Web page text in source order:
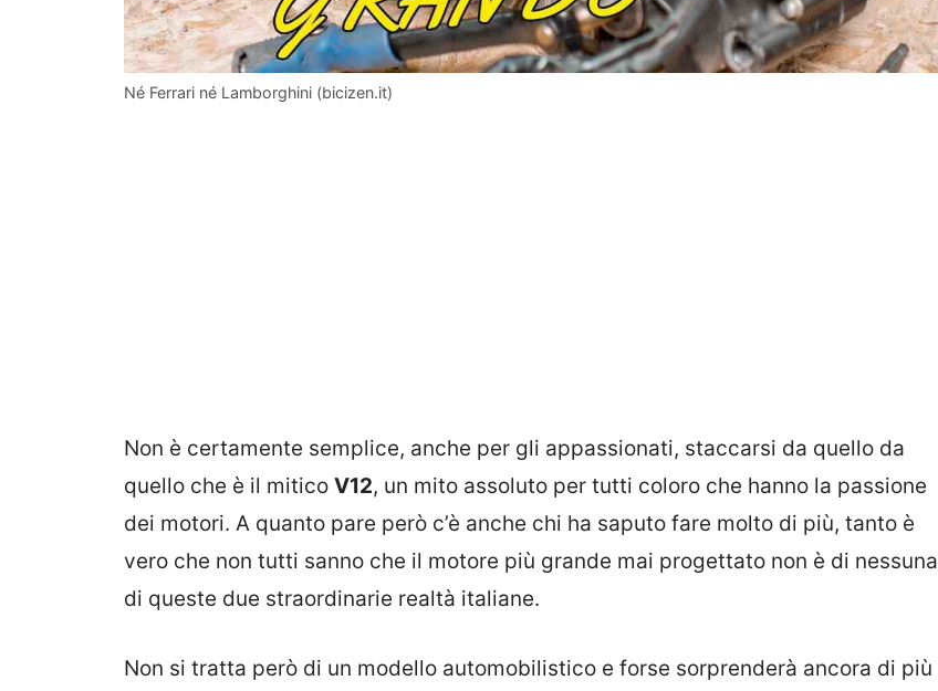
Né Ferrari né Lamborghini (bicizen.it)
Non è certamente semplice, anche per gli appassionati, staccarsi da quello da
quello che è il mitico V12, un mito assoluto per tutti coloro che hanno la passione
dei motori. A quanto pare però c’è anche chi ha saputo fare molto di più, tanto è
vero che non tutti sanno che il motore più grande mai progettato non è di nessuna
di queste due straordinarie realtà italiane.
Non si tratta però di un modello automobilistico e forse sorprenderà ancora di più